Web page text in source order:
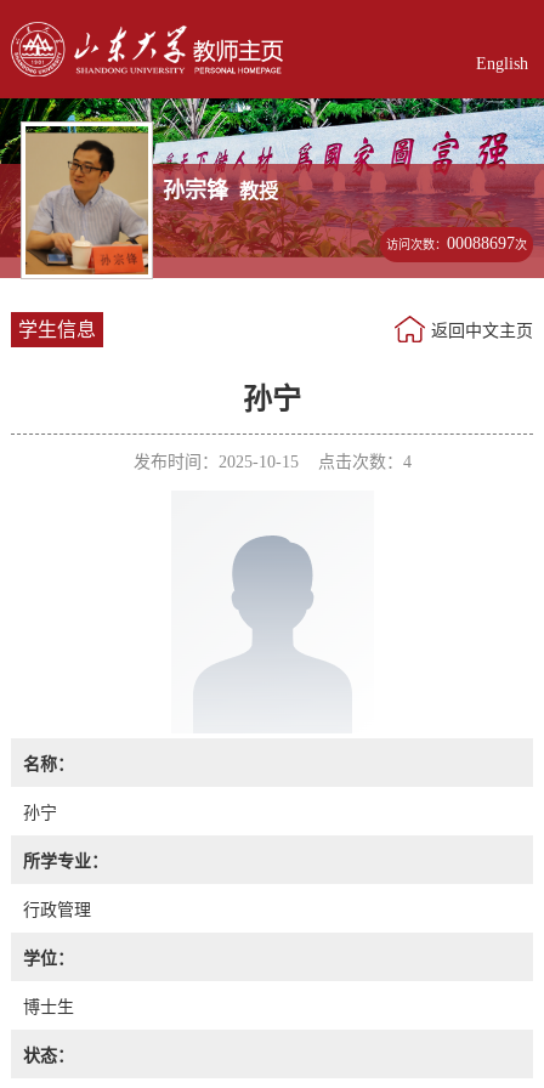
English
孙宗锋 教授
访问次数：00088697次
学生信息 返回中文主页
孙宁
发布时间：2025-10-15 点击次数： 4
名称：
孙宁
所学专业：
行政管理
学位：
博士生
状态：